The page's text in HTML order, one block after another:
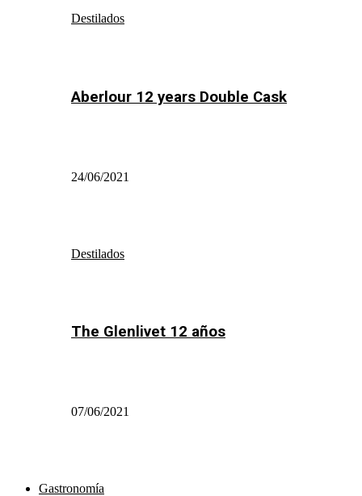
Destilados
Aberlour 12 years Double Cask
24/06/2021
Destilados
The Glenlivet 12 años
07/06/2021
Gastronomía